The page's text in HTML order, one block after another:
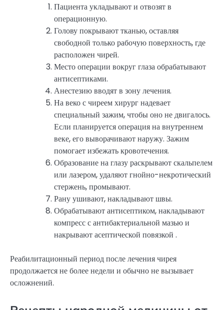
Пациента укладывают и отвозят в
операционную.
Голову покрывают тканью, оставляя
свободной только рабочую поверхность, где
расположен чирей.
Место операции вокруг глаза обрабатывают
антисептиками.
Анестезию вводят в зону лечения.
На веко с чиреем хирург надевает
специальный зажим, чтобы оно не двигалось.
Если планируется операция на внутреннем
веке, его выворачивают наружу. Зажим
помогает избежать кровотечения.
Образование на глазу раскрывают скальпелем
или лазером, удаляют гнойно-некротический
стержень, промывают.
Рану ушивают, накладывают швы.
Обрабатывают антисептиком, накладывают
компресс с антибактериальной мазью и
накрывают асептической повязкой .
Реабилитационный период после лечения чирея
продолжается не более недели и обычно не вызывает
осложнений.